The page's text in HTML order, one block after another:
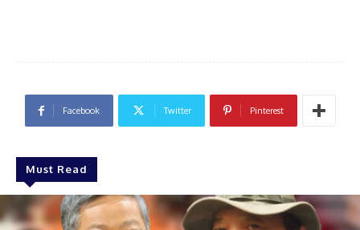
Facebook Twitter Pinterest
Must Read